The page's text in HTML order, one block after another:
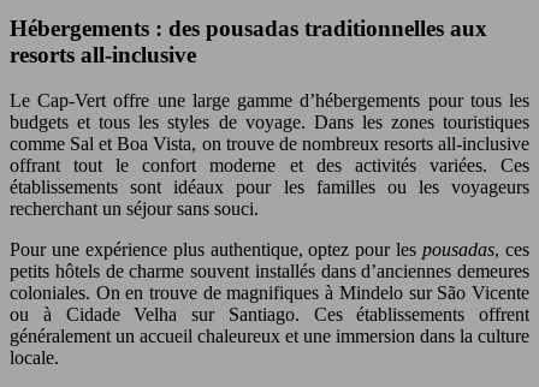
Hébergements : des pousadas traditionnelles aux
resorts all-inclusive
Le Cap-Vert offre une large gamme d’hébergements pour tous les
budgets et tous les styles de voyage. Dans les zones touristiques
comme Sal et Boa Vista, on trouve de nombreux resorts all-inclusive
offrant tout le confort moderne et des activités variées. Ces
établissements sont idéaux pour les familles ou les voyageurs
recherchant un séjour sans souci.
Pour une expérience plus authentique, optez pour lespousadas, ces
petits hôtels de charme souvent installés dans d’anciennes demeures
coloniales. On en trouve de magnifiques à Mindelo sur São Vicente
ou à Cidade Velha sur Santiago. Ces établissements offrent
généralement un accueil chaleureux et une immersion dans la culture
locale.